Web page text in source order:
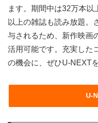
ます。期間中は32万本
以上の雑誌も読み放題。
与されるため、新作映画
活用可能です。充実した
の機会に、ぜひU-NEXT
U-